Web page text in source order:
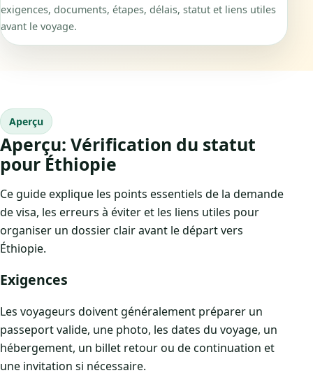
exigences, documents, étapes, délais, statut et liens utiles
avant le voyage.
Aperçu
Aperçu: Vérification du statut
pour Éthiopie
Ce guide explique les points essentiels de la demande
de visa, les erreurs à éviter et les liens utiles pour
organiser un dossier clair avant le départ vers
Éthiopie.
Exigences
Les voyageurs doivent généralement préparer un
passeport valide, une photo, les dates du voyage, un
hébergement, un billet retour ou de continuation et
une invitation si nécessaire.